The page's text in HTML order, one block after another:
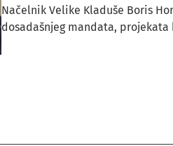
Načelnik Velike Kladuše Boris
dosadašnjeg mandata,